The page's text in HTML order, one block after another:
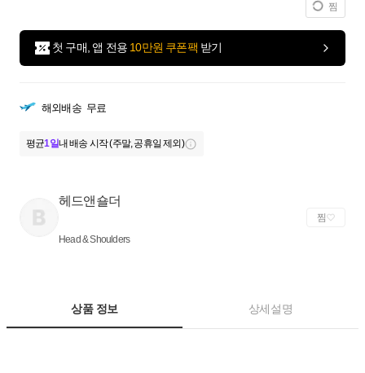
찜
첫 구매, 앱 전용 10만원 쿠폰팩 받기
해외배송 무료
평균1일내 배송 시작 (주말, 공휴일 제외)
헤드앤숄더
Head & Shoulders
찜
상품 정보 상세설명